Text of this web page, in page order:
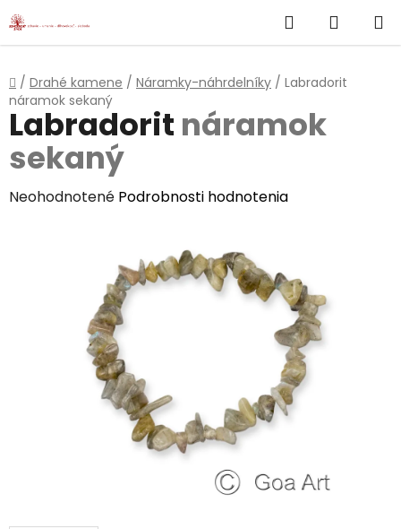
Prejsť
na
Hľadať
KOŠÍK
Domov
/ Drahé kamene / Náramky-náhrdelníky / Labradorit
náramok sekaný
Labradorit náramok
sekaný
Priemerné
Neohodnotené Podrobnosti hodnotenia